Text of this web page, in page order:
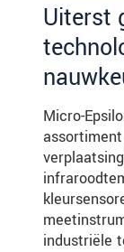
Uiterst
Micro-
industriële